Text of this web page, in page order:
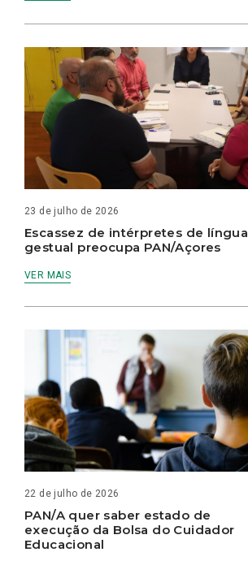
23 de julho de 2026
Escassez de intérpretes de língua
gestual preocupa PAN/Açores
VER MAIS
22 de julho de 2026
PAN/A quer saber estado de
execução da Bolsa do Cuidador
Educacional